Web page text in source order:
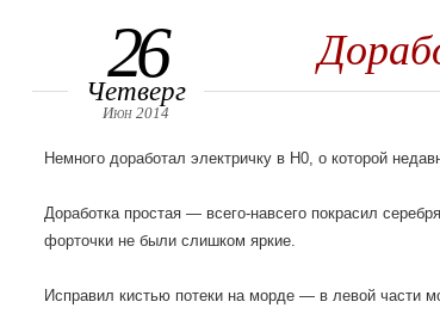
26
Четверг
Июн 2014
Немного доработал электричку в H0, о которой
Доработка простая — всего-навсего покрасил
форточки не были слишком яркие.
Исправил кистью потеки на морде — в левой части